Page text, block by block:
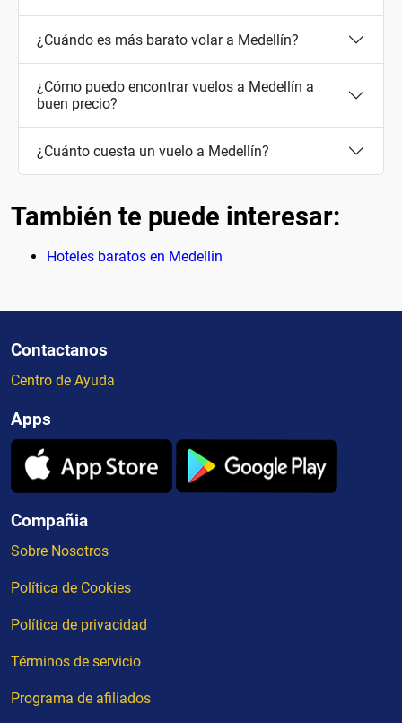
¿Cuándo es más barato volar a Medellín?
¿Cómo puedo encontrar vuelos a Medellín a
buen precio?
¿Cuánto cuesta un vuelo a Medellín?
También te puede interesar:
Hoteles baratos en Medellin
Contactanos
Centro de Ayuda
Apps
Compañia
Sobre Nosotros
Política de Cookies
Política de privacidad
Términos de servicio
Programa de afiliados